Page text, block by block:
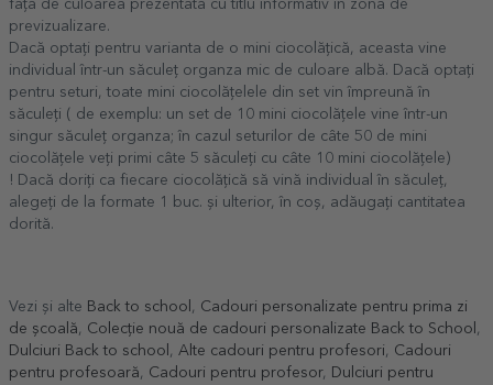
față de culoarea prezentată cu titlu informativ în zona de
previzualizare.
Dacă optați pentru varianta de o mini ciocolățică, aceasta vine
individual într-un săculeț organza mic de culoare albă. Dacă optați
pentru seturi, toate mini ciocolățelele din set vin împreună în
săculeți ( de exemplu: un set de 10 mini ciocolățele vine într-un
singur săculeț organza; în cazul seturilor de câte 50 de mini
ciocolățele veți primi câte 5 săculeți cu câte 10 mini ciocolățele)
! Dacă doriți ca fiecare ciocolățică să vină individual în săculeț,
alegeți de la formate 1 buc. și ulterior, în coș, adăugați cantitatea
dorită.
Vezi și alte Back to school , Cadouri personalizate pentru prima zi
de școală, Colecție nouă de cadouri personalizate Back to School ,
Dulciuri Back to school , Alte cadouri pentru profesori, Cadouri
pentru profesoară, Cadouri pentru profesor, Dulciuri pentru